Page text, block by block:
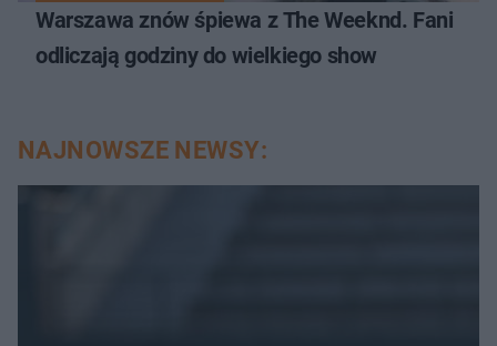
Warszawa znów śpiewa z The Weeknd. Fani
odliczają godziny do wielkiego show
NAJNOWSZE NEWSY: